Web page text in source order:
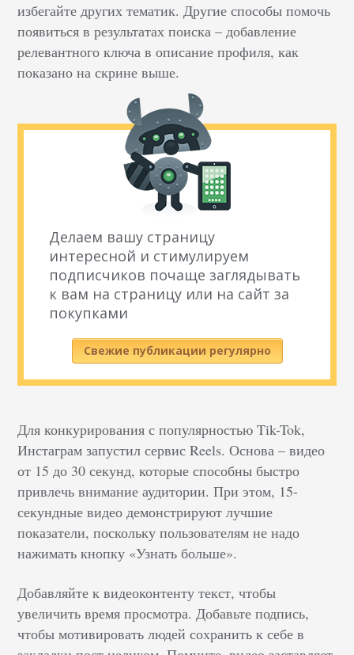
избегайте других тематик. Другие способы помочь
появиться в результатах поиска – добавление
релевантного ключа в описание профиля, как
показано на скрине выше.
Делаем вашу страницу
интересной и стимулируем
подписчиков почаще заглядывать
к вам на страницу или на сайт за
покупками
Свежие публикации регулярно
Для конкурирования с популярностью Tik-Tok,
Инстаграм запустил сервис Reels. Основа – видео
от 15 до 30 секунд, которые способны быстро
привлечь внимание аудитории. При этом, 15-
секундные видео демонстрируют лучшие
показатели, поскольку пользователям не надо
нажимать кнопку «Узнать больше».
Добавляйте к видеоконтенту текст, чтобы
увеличить время просмотра. Добавьте подпись,
чтобы мотивировать людей сохранить к себе в